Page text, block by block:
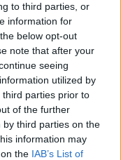
to third parties, or
information for
below opt-out
note that after your
seeing
utilized by
parties prior to
of the further
third parties on the
information may
the IAB’s List of
de saúde
de pessoas que
estudo ‘It’s not 1